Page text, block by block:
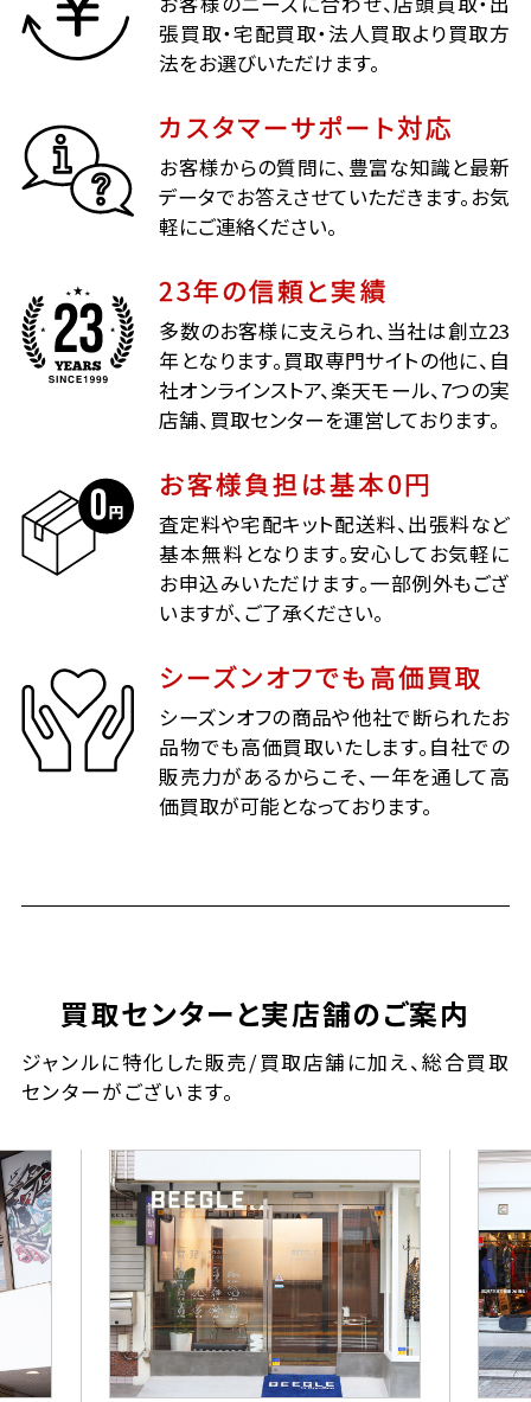
張買取・宅配買取・法人買取より買取方
法をお選びいただけます。
カスタマーサポート対応
お客様からの質問に、豊富な知識と最新
データでお答えさせていただきます。お気
軽にご連絡ください。
23年の信頼と実績
多数のお客様に支えられ、当社は創立23
年となります。買取専門サイトの他に、自
社オンラインストア、楽天モール、7つの実
店舗、買取センターを運営しております。
お客様負担は基本0円
査定料や宅配キット配送料、出張料など
基本無料となります。安心してお気軽に
お申込みいただけます。一部例外もござ
いますが、ご了承ください。
シーズンオフでも高価買取
シーズンオフの商品や他社で断られたお
品物でも高価買取いたします。自社での
販売力があるからこそ、一年を通して高
価買取が可能となっております。
買取センターと実店舗のご案内
ジャンルに特化した販売/買取店舗に加え、総合買取
センターがございます。